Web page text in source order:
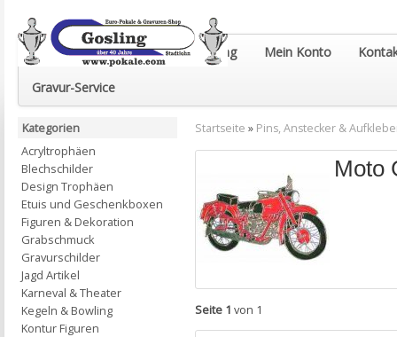
Euro-Pokale & Gravur-Shop Gosling Mein Konto
Gravur-Service
Startseite » Pins, Anstecker &
Moto
Seite 1 von 1
Kategorien
Acryltrophäen
Blechschilder
Design Trophäen
Etuis und Geschenkboxen
Figuren & Dekoration
Grabschmuck
Gravurschilder
Jagd Artikel
Karneval & Theater
Kegeln & Bowling
Kontur Figuren